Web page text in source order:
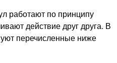
работают по принципу
действие друг друга. В
перечисленные ниже